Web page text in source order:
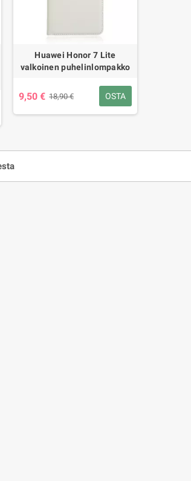
Huawei Honor 7 Lite
valkoinen puhelinlompakko
9,50 € 18,90 € OSTA